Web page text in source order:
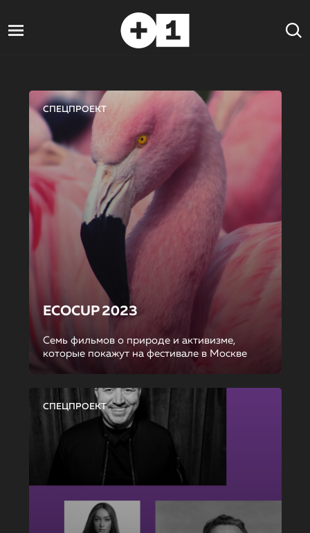
СПЕЦПРОЕКТ
ECOCUP 2023
Семь фильмов о природе и активизме,
которые покажут на фестивале в Москве
СПЕЦПРОЕКТ